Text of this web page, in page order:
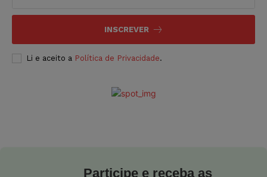
INSCREVER
Li e aceito a Política de Privacidade.
Participe e receba as